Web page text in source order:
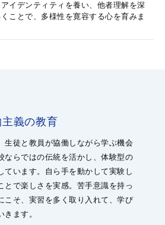
イデンティティを養い、他者理解を深
ことで、多様性を寛容する心を育みま
義の教育
徒と教員が協働しながら学ぶ機会
ならではの伝統を活かし、体験型の
ています。自ら手を動かして実験し
とで楽しさを実感。苦手意識を持っ
こそ、実習を多く取り入れて、学び
ます。